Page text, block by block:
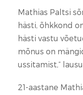
Mathias Paltsi
hästi, õhkkond
hästi vastu
mõnus on
ussitamist,“
21-aastane